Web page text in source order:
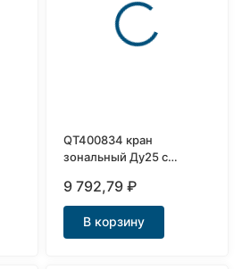
QT400834 кран
зональный Ду25 с
трехходовой
9 792,79₽
В корзину